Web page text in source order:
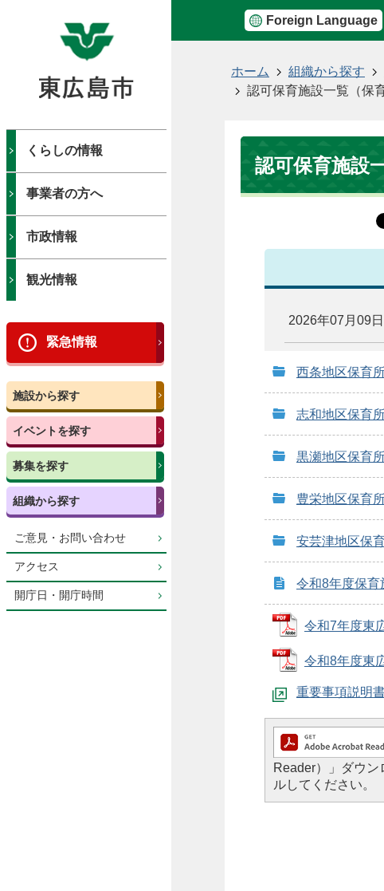
Foreign Language
くらしの情報
事業者の方へ
市政情報
観光情報
緊急情報
施設から探す
イベントを探す
募集を探す
組織から探す
ご意見・お問い合わせ
アクセス
開庁日・開庁時間
ホーム 組織から探す
認可保育施設一覧（保
認可保育施設
2026年07月09日
西条地区保育
志和地区保育
黒瀬地区保育
豊栄地区保育
安芸津地区保
令和8年度保育
令和7年度東
令和8年度東
重要事項説明
Reader）」ダウ
ルしてください。